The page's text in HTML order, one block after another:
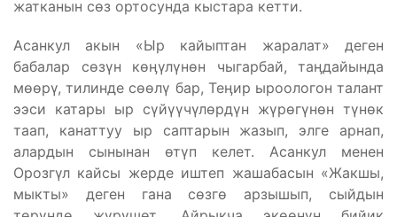
жатканын сөз ортосунда кыстара кетти.
Асанкул акын «Ыр кайыптан жаралат» деген
бабалар сөзүн көӊүлүнөн чыгарбай, таӊдайында
мөөрү, тилинде сөөлү бар, Теӊир ыроологон талант
ээси катары ыр сүйүүчүлөрдүн жүрөгүнөн түнөк
таап, канаттуу ыр саптарын жазып, элге арнап,
алардын сынынан өтүп келет. Асанкул менен
Орозгүл кайсы жерде иштеп жашабасын «Жакшы,
мыкты» деген гана сөзгө арзышып, сыйдын